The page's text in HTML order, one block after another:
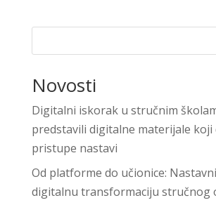
Novosti
Digitalni iskorak u stručnim
predstavili digitalne materijale koji
pristupe nastavi
Od platforme do učionice:
digitalnu transformaciju stručnog